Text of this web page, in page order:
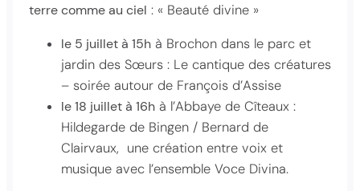
terre comme au ciel : « Beauté divine »
le 5 juillet à 15h à Brochon dans le parc et
jardin des Sœurs : Le cantique des créatures
– soirée autour de François d’Assise
le 18 juillet à 16h à l’Abbaye de Cîteaux :
Hildegarde de Bingen / Bernard de
Clairvaux, une création entre voix et
musique avec l’ensemble Voce Divina.